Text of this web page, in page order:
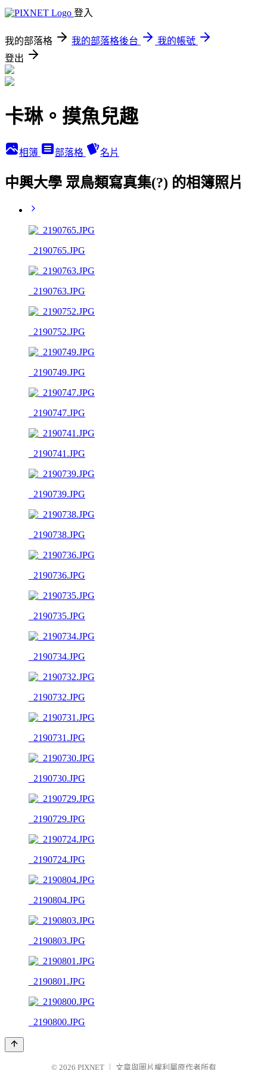
登入
我的部落格 我的部落格後台
我的帳號
登出
卡琳。摸魚兒趣
相簿 部落格 名片
中興大學 眾鳥類寫真集(?) 的相簿照片
_2190765.JPG
_2190763.JPG
_2190752.JPG
_2190749.JPG
_2190747.JPG
_2190741.JPG
_2190739.JPG
_2190738.JPG
_2190736.JPG
_2190735.JPG
_2190734.JPG
_2190732.JPG
_2190731.JPG
_2190730.JPG
_2190729.JPG
_2190724.JPG
_2190804.JPG
_2190803.JPG
_2190801.JPG
_2190800.JPG
© 2026 PIXNET 文章與圖片權利屬原作者所有